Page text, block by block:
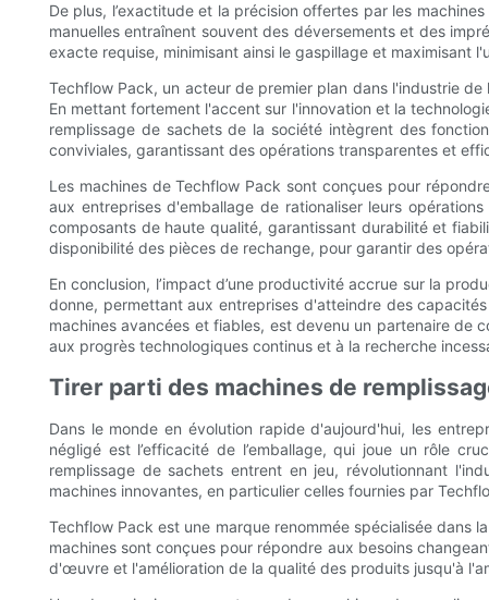
De plus, l’exactitude et la précision offertes par les
manuelles entraînent souvent des déversements et des
exacte requise, minimisant ainsi le gaspillage et maximisant
Techflow Pack, un acteur de premier plan dans l'industrie
En mettant fortement l'accent sur l'innovation et la
remplissage de sachets de la société intègrent des
conviviales, garantissant des opérations transparentes et
Les machines de Techflow Pack sont conçues pour
aux entreprises d'emballage de rationaliser leurs
composants de haute qualité, garantissant durabilité et
disponibilité des pièces de rechange, pour garantir des
En conclusion, l’impact d’une productivité accrue sur la
donne, permettant aux entreprises d'atteindre des
machines avancées et fiables, est devenu un partenaire de
aux progrès technologiques continus et à la recherche
Tirer parti des machines de
Dans le monde en évolution rapide d'aujourd'hui, les
négligé est l’efficacité de l’emballage, qui joue un rôle
remplissage de sachets entrent en jeu, révolutionnant
machines innovantes, en particulier celles fournies par
Techflow Pack est une marque renommée spécialisée dans
machines sont conçues pour répondre aux besoins
d'œuvre et l'amélioration de la qualité des produits jusqu'à